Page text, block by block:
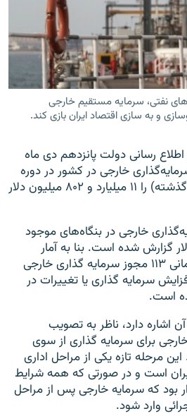
نفتی، سرمایه مستقیم خارجی
و به سازی اقتصاد ایران بازی کند.
رسانی دولت پانزدهم دی ماه
خارجی در کشور در دوره
پسابرجام (حدود یک سال گذشته) را ۱۱ میلیارد و ۸۰۲ میلیون دلار
خارجی در بنگاه‌های موجود
میلیون دلار گزارش شده است. بنا به آمار
منتشره طی همین دوره زمانی ۱۱۳ مجوز سرمایه گذاری خارجی
۴۴ مجوز افزایش سرمایه گذاری یا تغییرات در
است.
اشاره دارد، ناظر به تصویب
برای سرمایه گذاری از سوی
مرحله تازه یکی از مراحل اداری
است و در صورتی که همه شرایط
بود که سرمایه خارجی پس از مراحل
وارد شود.